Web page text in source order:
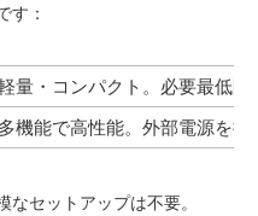
す：
量・コンパクト。必要最低
多機能で高性能。外部電源を
セットアップは不要。